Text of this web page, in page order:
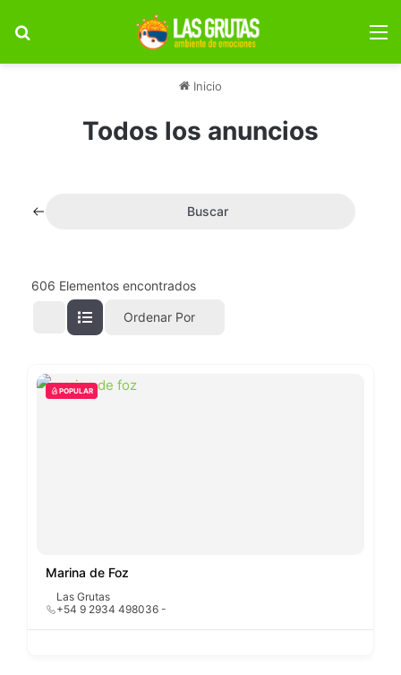
Inicio
Todos los anuncios
Buscar
606 Elementos encontrados
Ordenar Por
POPULAR
Marina de Foz
Las Grutas
+54 9 2934 498036 -